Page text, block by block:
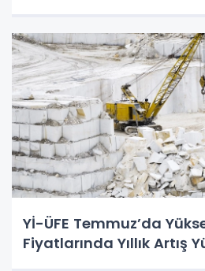
Yİ-ÜFE Temmuz’da
Fiyatlarında Yıllık Artış